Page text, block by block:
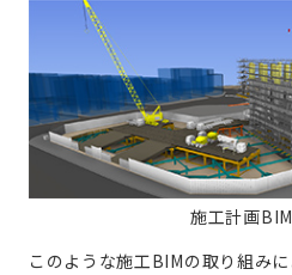
施工計画
このような施工BIMの取り組み